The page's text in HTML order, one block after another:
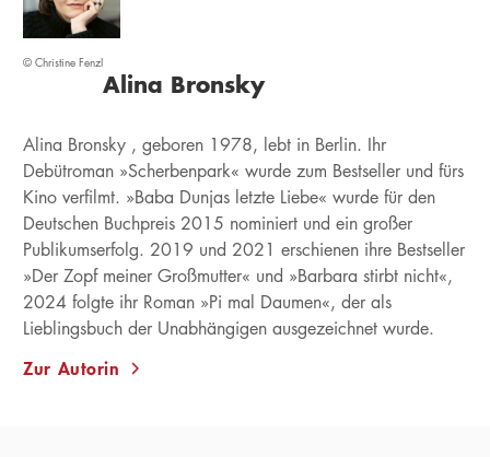
© Christine Fenzl
Alina Bronsky
Alina Bronsky , geboren 1978, lebt in Berlin. Ihr
Debütroman »Scherbenpark« wurde zum Bestseller und fürs
Kino verfilmt. »Baba Dunjas letzte Liebe« wurde für den
Deutschen Buchpreis 2015 nominiert und ein großer
Publikumserfolg. 2019 und 2021 erschienen ihre Bestseller
»Der Zopf meiner Großmutter« und »Barbara stirbt nicht«,
2024 folgte ihr Roman »Pi mal Daumen«, der als
Lieblingsbuch der Unabhängigen ausgezeichnet wurde.
Zur Autorin